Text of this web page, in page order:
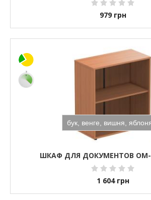
979 грн
ШКАФ ДЛЯ ДОКУМЕНТОВ ОМ-
1 604 грн